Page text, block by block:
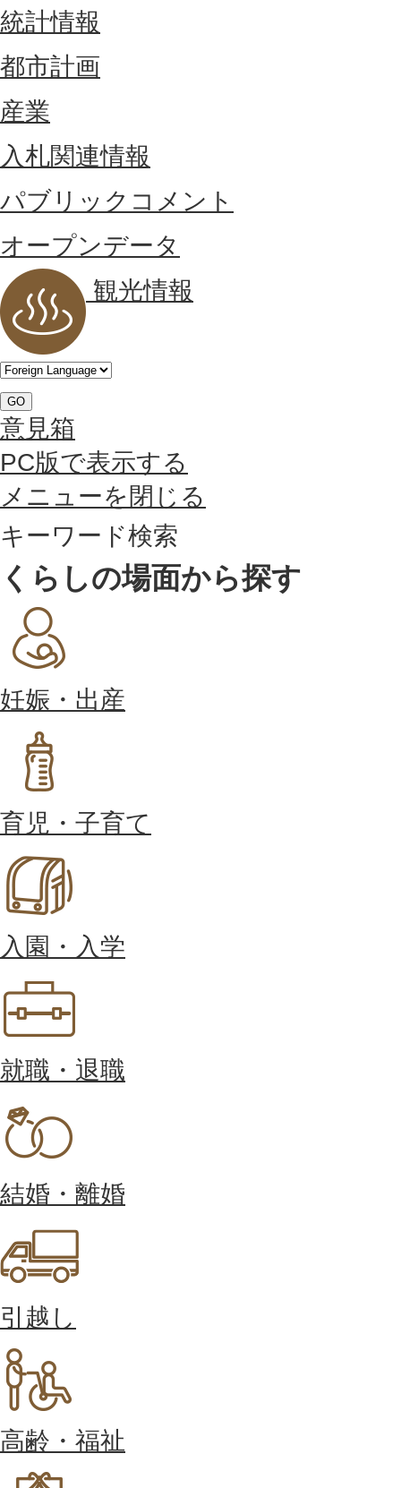
統計情報
都市計画
産業
入札関連情報
パブリックコメント
オープンデータ
観光情報
GO
意見箱
PC版で表示する
メニューを閉じる
キーワード検索
くらしの場面から探す
妊娠・出産
育児・子育て
入園・入学
就職・退職
結婚・離婚
引越し
高齢・福祉